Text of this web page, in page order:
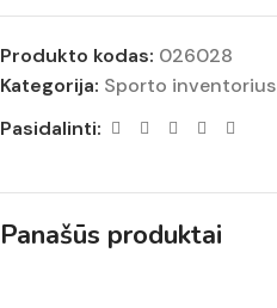
Produkto kodas: 026028
Kategorija: Sporto inventorius
Pasidalinti:
Panašūs produktai